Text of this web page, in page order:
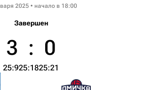
2025 • начало в 18:00
Завершен
3 : 0
25:925:1825:21